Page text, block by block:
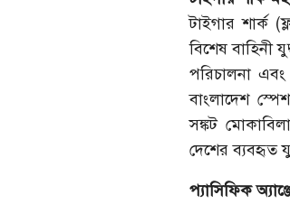
টাইগার শার্ক
বিশেষ
পরিচালনা এবং
বাংলাদেশ
সঙ্কট
দেশের ব্যবহৃত
প্যাসিফিক